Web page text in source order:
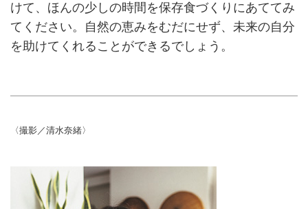
けて、ほんの少しの時間を保存食づくりにあててみ
てください。自然の恵みをむだにせず、未来の自分
を助けてくれることができるでしょう。
〈撮影／清水奈緒〉